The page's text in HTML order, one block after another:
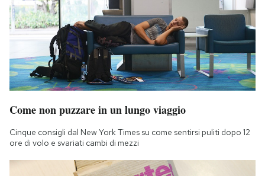
Come non puzzare in un lungo viaggio
Cinque consigli dal New York Times su come sentirsi puliti dopo 12
ore di volo e svariati cambi di mezzi